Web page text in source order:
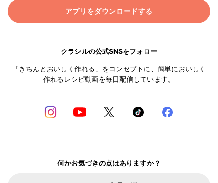
アプリをダウンロードする
クラシルの公式SNSをフォロー
「きちんとおいしく作れる」をコンセプトに、簡単においしく
作れるレシピ動画を毎日配信しています。
何かお気づきの点はありますか？